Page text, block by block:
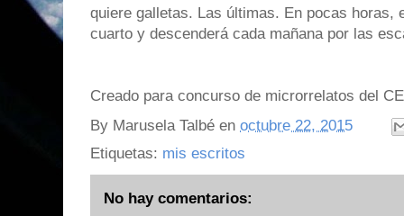
quiere galletas. Las últimas. En pocas horas,
cuarto y descenderá cada mañana por las
Creado para concurso de microrrelatos del
By Marusela Talbé en octubre 22, 2015
Etiquetas: mis escritos
No hay comentarios: